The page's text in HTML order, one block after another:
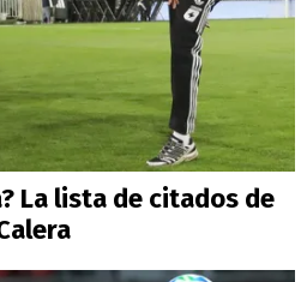
La lista de citados de